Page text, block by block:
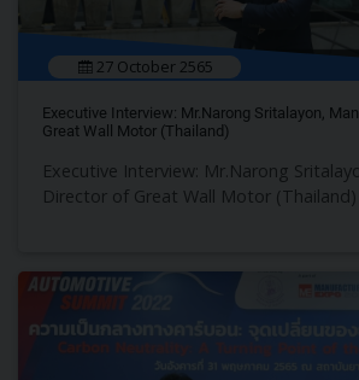
27 October 2565
Executive Interview: Mr.Narong Sritalayon,
Great Wall Motor (Thailand)
Executive Interview: Mr.Narong
Director of Great Wall Motor (Thailand)